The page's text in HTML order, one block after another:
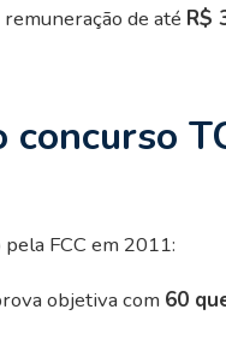
de até R$
FCC em 2011:
objetiva com 60